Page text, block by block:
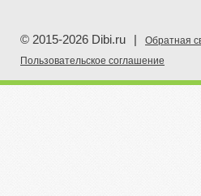
© 2015-2026 Dibi.ru
Обратная
Пoльзовательское соглашение